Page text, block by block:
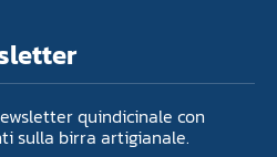
quindicinale con
sulla birra artigianale.